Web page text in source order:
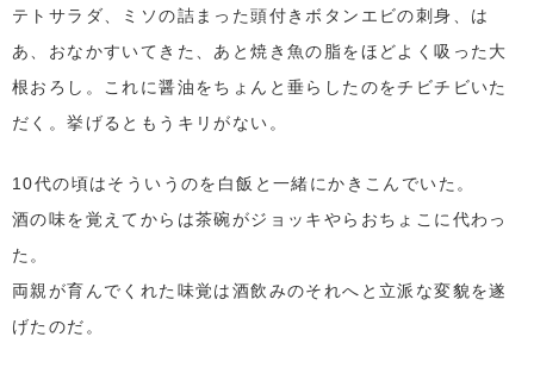
テトサラダ、ミソの詰まった頭付きボタンエビの刺身、は
あ、おなかすいてきた、あと焼き魚の脂をほどよく吸った大
根おろし。これに醤油をちょんと垂らしたのをチビチビいた
だく。挙げるともうキリがない。
10代の頃はそういうのを白飯と一緒にかきこんでいた。
酒の味を覚えてからは茶碗がジョッキやらおちょこに代わっ
た。
両親が育んでくれた味覚は酒飲みのそれへと立派な変貌を遂
げたのだ。